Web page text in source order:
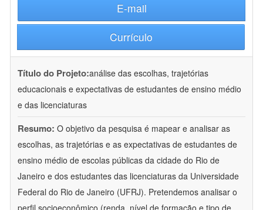
E-mail
Currículo
Título do Projeto:análise das escolhas, trajetórias
educacionais e expectativas de estudantes de ensino médio
e das licenciaturas
Resumo: O objetivo da pesquisa é mapear e analisar as
escolhas, as trajetórias e as expectativas de estudantes de
ensino médio de escolas públicas da cidade do Rio de
Janeiro e dos estudantes das licenciaturas da Universidade
Federal do Rio de Janeiro (UFRJ). Pretendemos analisar o